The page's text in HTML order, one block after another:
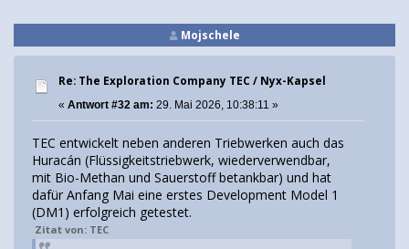
Mojschele
Re: The Exploration Company TEC / Nyx-Kapsel
« Antwort #32 am: 29. Mai 2026, 10:38:11 »
TEC entwickelt neben anderen Triebwerken auch das
Huracán (Flüssigkeitstriebwerk, wiederverwendbar,
mit Bio-Methan und Sauerstoff betankbar) und hat
dafür Anfang Mai eine erstes Development Model 1
(DM1) erfolgreich getestet.
Zitat von: TEC